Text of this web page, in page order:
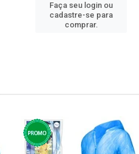
Faça seu login ou
cadastre-se para
comprar.